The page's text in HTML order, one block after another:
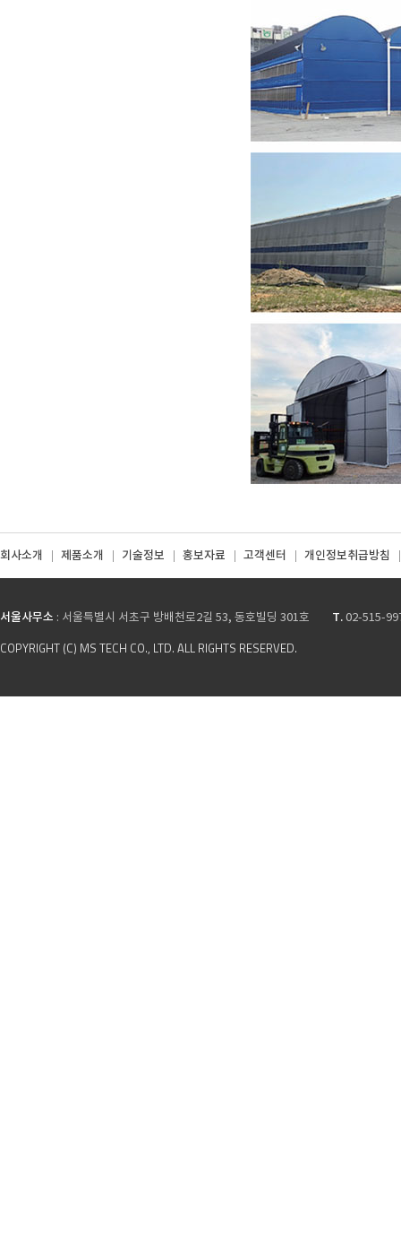
회사소개 제품소개 기술정보 홍보자료 고객센터 개인정보취급방침
서울사무소 : 서울특별시 서초구 방배천로2길 53, 동호빌딩 301호 T. 02-515-
COPYRIGHT (C) MS TECH CO., LTD. ALL RIGHTS RESERVED.